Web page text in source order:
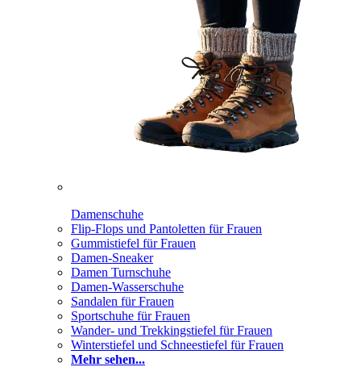
Damenschuhe
Flip-Flops und Pantoletten für Frauen
Gummistiefel für Frauen
Damen-Sneaker
Damen Turnschuhe
Damen-Wasserschuhe
Sandalen für Frauen
Sportschuhe für Frauen
Wander- und Trekkingstiefel für Frauen
Winterstiefel und Schneestiefel für Frauen
Mehr sehen...